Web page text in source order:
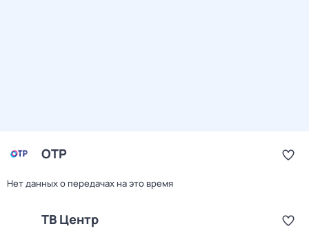
ОТР
Нет данных о передачах на это время
ТВ Центр